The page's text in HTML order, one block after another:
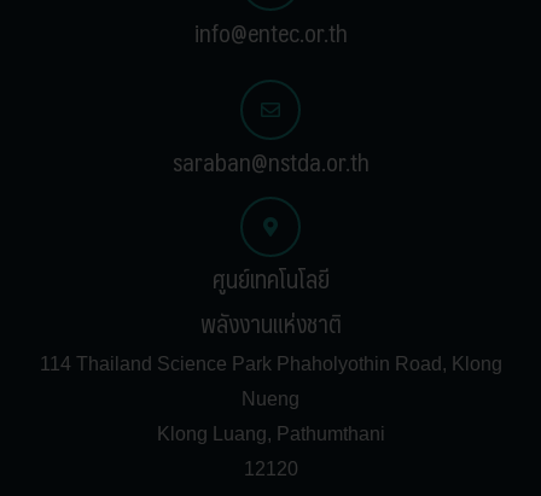
info@entec.or.th
saraban@nstda.or.th
ศูนย์เทคโนโลยี
พลังงานแห่งชาติ
114 Thailand Science Park Phaholyothin Road, Klong
Nueng
Klong Luang, Pathumthani
12120